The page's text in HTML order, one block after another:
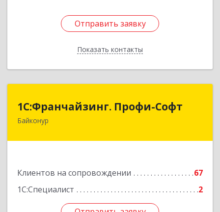
Отправить заявку
Показать контакты
Отправить заявку
Назад
1С:Франчайзинг. Профи-Софт
Байконур
Клиентов на сопровождении
67
1С:Специалист
2
1С:Франчайзинг. Профи-Софт
468320, Байконур г, Ленина ул, дом № 10,